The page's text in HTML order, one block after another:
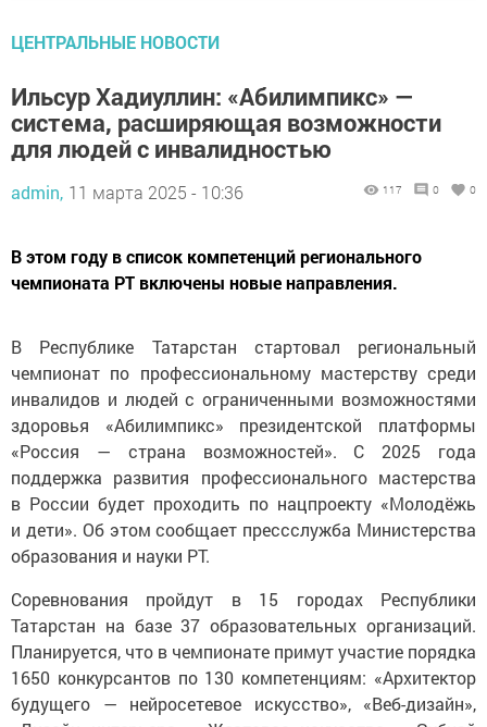
Ильсур Хадиуллин: «Абилимпикс» —
система, расширяющая возможности
для людей с инвалидностью
чемпионата РТ включены новые направления.
чемпионат по профессиональному мастерству среди
инвалидов и людей с ограниченными возможностями
здоровья «Абилимпикс» президентской платформы
«Россия — страна возможностей». С 2025 года
поддержка развития профессионального мастерства
в России будет проходить по нацпроекту «Молодёжь
и дети». Об этом сообщает прессслужба Министерства
образования и науки РТ.
Татарстан на базе 37 образовательных организаций.
Планируется, что в чемпионате примут участие порядка
1650 конкурсантов по 130 компетенциям: «Архитектор
будущего — нейросетевое искусство», «Веб-дизайн»,
«Дизайн интерьера», «Жестовое искусство», «Зубной